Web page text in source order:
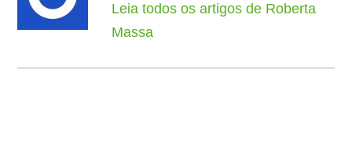
Leia todos os artigos de Roberta
Massa